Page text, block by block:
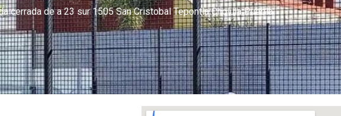
cerrada de a 23 sur 1505 San Cristobal Tepontla Cholula Puebla